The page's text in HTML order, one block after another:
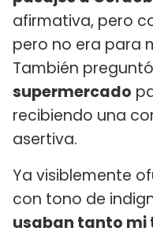
afirmativa, pero
pero no era para
También preguntó
supermercado
recibiendo una
asertiva.
Ya visiblemente
con tono de
usaban tanto mi